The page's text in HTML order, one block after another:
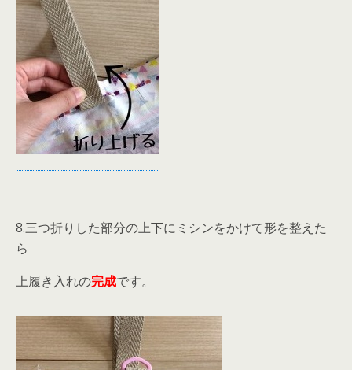
8.三つ折りした部分の上下にミシンをかけて形を整えた
ら
上履き入れの完成です。